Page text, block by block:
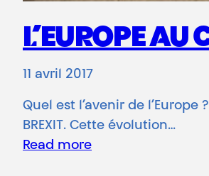
L’EUROPE AU
11 avril 2017
Quel est l’avenir de
BREXIT. Cette évolution…
Read more